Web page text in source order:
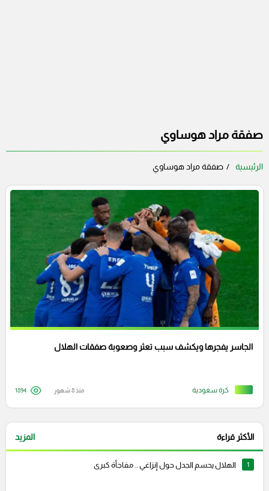
صفقة مراد هوساوي
الرئيسية صفقة مراد هوساوي
كرة سعودية
الجاسر يفجرها ويكشف سبب تعثر وصعوبة صفقات الهلال
منذ 8 شهور 1894
الأكثر قراءة المزيد
1 الهلال يحسم الجدل حول إنزاغي .. مفاجأة كبرى